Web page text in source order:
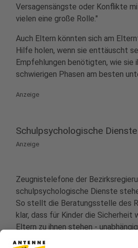
Versagensängste oder Konflikte
vielen eine große Rolle."
Auch Eltern könnten sich am
Hilfe holen, wenn sie enttäuscht
Empfehlungen benötigten, wie sie
schwierigen Phasen am besten
Anzeige
Schulpsychologische
Anzeige
Zeugnistelefone der
schulpsychologische Dienste
So stellt die Beratungsstelle des
klar, dass für Kinder die Sicherheit
Eltern zu ihnen stehen -
Schulnoten. Vorwürfe und